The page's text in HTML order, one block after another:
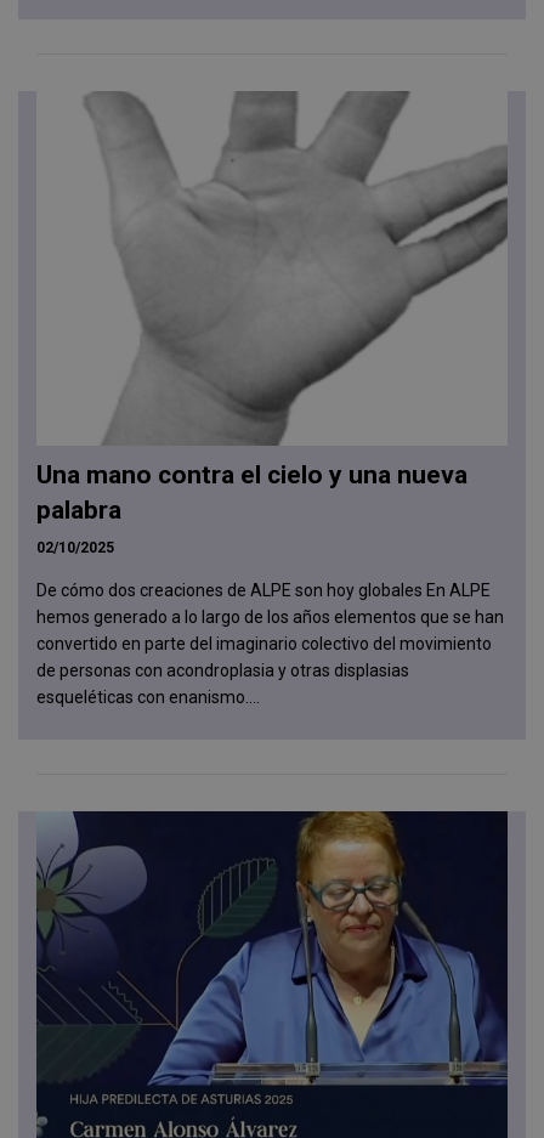
Una mano contra el cielo y una nueva
palabra
02/10/2025
De cómo dos creaciones de ALPE son hoy globales En ALPE
hemos generado a lo largo de los años elementos que se han
convertido en parte del imaginario colectivo del movimiento
de personas con acondroplasia y otras displasias
esqueléticas con enanismo....